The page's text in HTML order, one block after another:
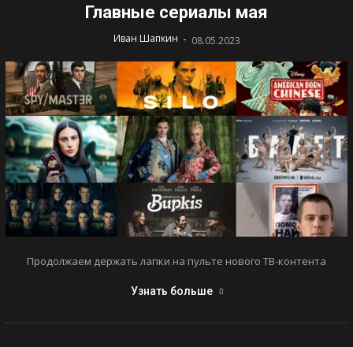
Главные сериалы мая
Иван Шапкин - 08.05.2023
Продолжаем держать лапки на пульте нового ТВ-контента
Узнать больше